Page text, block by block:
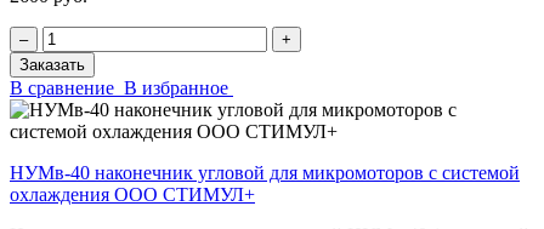
‒
+
Заказать
В сравнение В избранное
НУМв-40 наконечник угловой для микромоторов с системой
охлаждения ООО СТИМУЛ+